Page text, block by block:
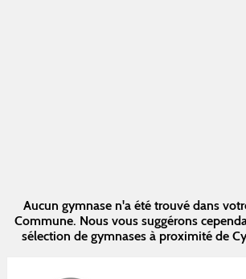
Aucun gymnase n'a été trouvé dans
Commune. Nous vous suggérons
sélection de gymnases à proximité de